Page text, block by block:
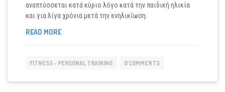
αναπτύσσεται κατά κύριο λόγο κατά την παιδική ηλικία
και για λίγα χρόνια μετά την ενηλικίωση.
READ MOREΟΦΈΛΗ
ΣΤΗΝ
FITNESS - PERSONAL TRAINING 0 COMMENTS